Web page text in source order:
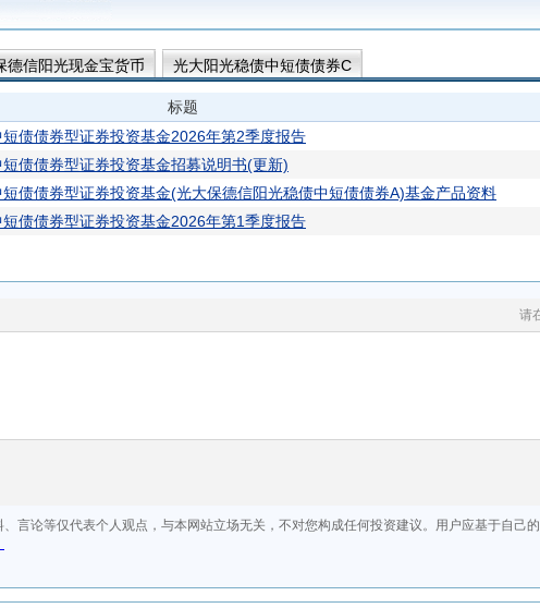
德信阳光现金宝货币 光大阳光稳债中短债债券C
标题
债债券型证券投资基金2026年第2季度报告
债债券型证券投资基金招募说明书(更新)
债债券型证券投资基金(光大保德信阳光稳债中短债债券A)基金产品资料
债债券型证券投资基金2026年第1季度报告